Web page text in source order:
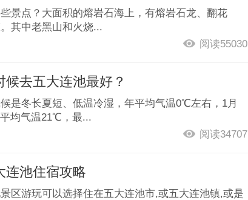
景点？大面积的熔岩石海上，有熔岩石龙、翻花
其中老黑山和火烧...
阅读55030
去五大连池最好？
是冬长夏短、低温冷湿，年平均气温0℃左右，1月
均气温21℃，最...
阅读34707
连池住宿攻略
区游玩可以选择住在五大连池市,或五大连池镇,或是